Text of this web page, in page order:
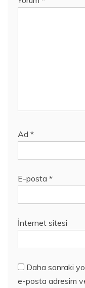
Ad *
E-posta *
İnternet sitesi
Daha sonraki
e-posta adresim